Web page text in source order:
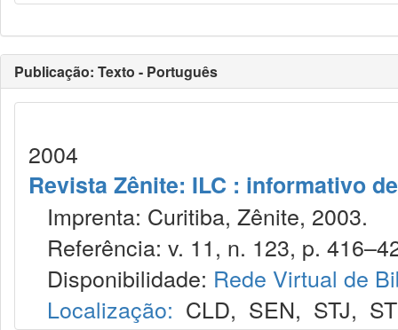
Publicação: Texto - Português
2004
Revista Zênite: ILC : informativo
Imprenta: Curitiba, Zênite, 2003.
Referência: v. 11, n. 123, p.
Disponibilidade: Rede Virtual de
Localização: CLD, SEN, STJ,